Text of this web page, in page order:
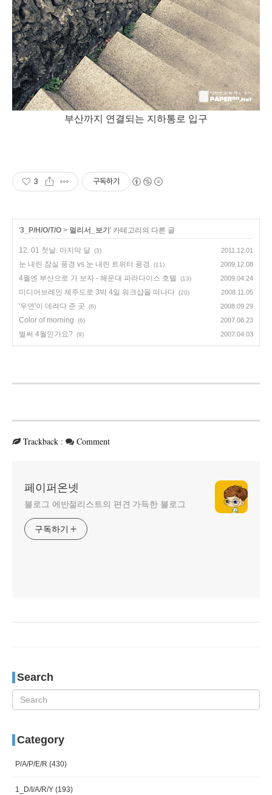
부산까지 연결되는 지하통로 입구
3 구독하기
'3_P/H/O/T/O > 멀리서_보기 ' 카테고리의 다른 글
12. 01 첫날. 마지막 달 (3) 2011.12.01
눈 내린 잠실 풍경 vs 눈 내린 트위터 풍경 (11) 2009.12.08
4월엔 부산으로 가 보자 - 해운대 파라다이스 호텔 (13) 2009.04.24
미디어브레인 제주도로 3박 4일 워크샵을 떠나다 (20) 2008.11.05
'우연'이 데려다 준 곳 (6) 2008.09.29
Color of morning (6) 2007.08.23
벌써 4월인가요? (9) 2007.04.03
Trackback : Comment
페이퍼온넷
블로그 에반절리스트의 편견 가득한 블로그
구독하기
Search
Category
P/A/P/E/R (430)
1_D/I/A/R/Y (193)